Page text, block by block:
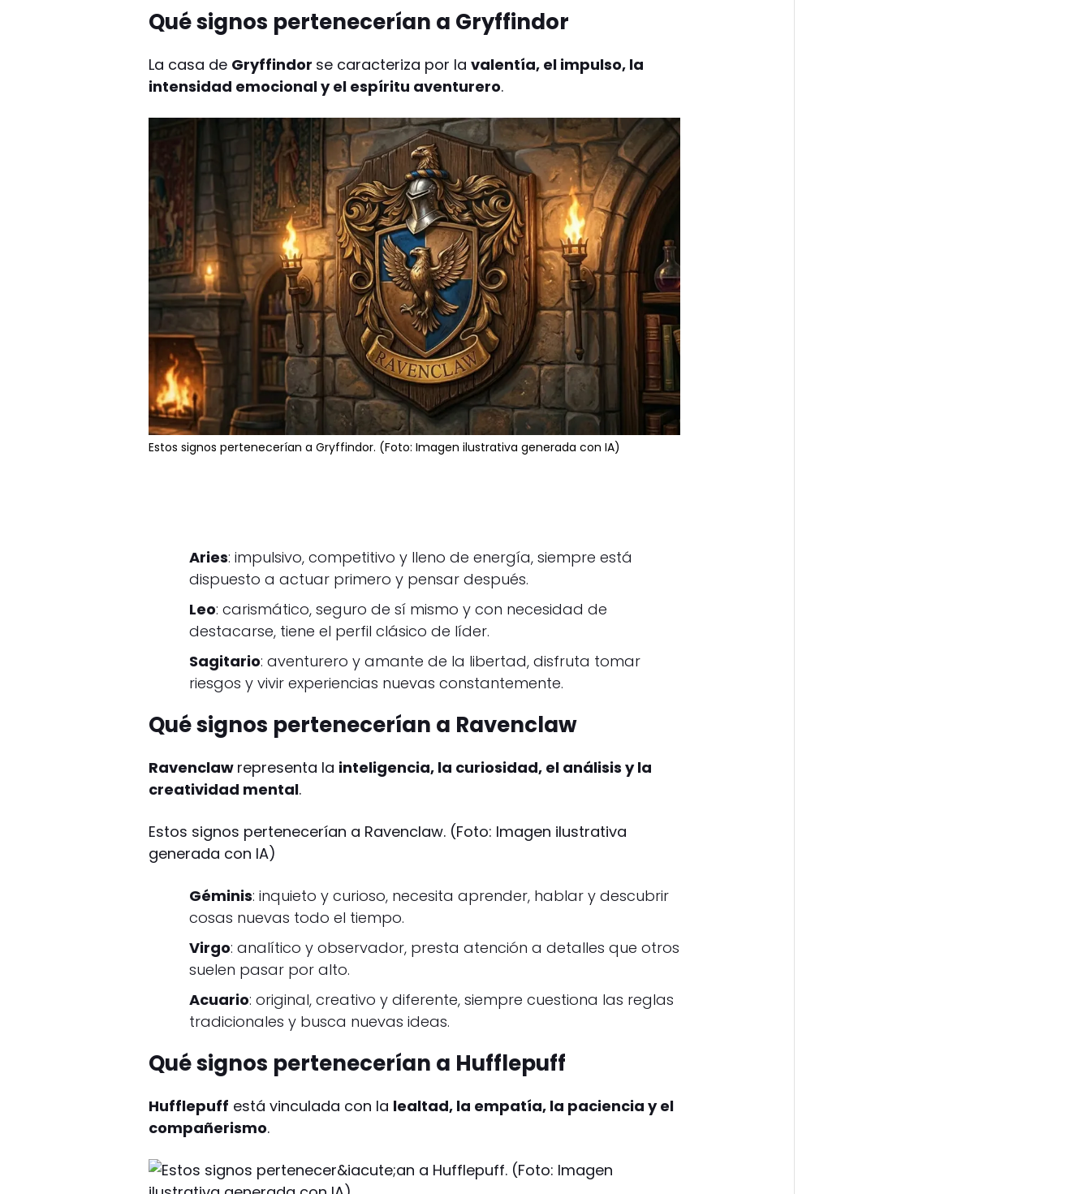
Qué signos pertenecerían a Gryffindor
La casa de Gryffindor se caracteriza por lavalentía, el impulso, la
intensidad emocional y el espíritu aventurero.
Estos signos pertenecerían a Gryffindor. (Foto: Imagen ilustrativa generada con IA)
Aries: impulsivo, competitivo y lleno de energía, siempre está
dispuesto a actuar primero y pensar después.
Leo: carismático, seguro de sí mismo y con necesidad de
destacarse, tiene el perfil clásico de líder.
Sagitario: aventurero y amante de la libertad, disfruta tomar
riesgos y vivir experiencias nuevas constantemente.
Qué signos pertenecerían a Ravenclaw
Ravenclaw representa la inteligencia, la curiosidad, el análisis y la
creatividad mental.
Estos signos pertenecerían a Ravenclaw. (Foto: Imagen ilustrativa
generada con IA)
Géminis: inquieto y curioso, necesita aprender, hablar y descubrir
cosas nuevas todo el tiempo.
Virgo: analítico y observador, presta atención a detalles que otros
suelen pasar por alto.
Acuario: original, creativo y diferente, siempre cuestiona las reglas
tradicionales y busca nuevas ideas.
Qué signos pertenecerían a Hufflepuff
Hufflepuff está vinculada con la lealtad, la empatía, la paciencia y el
compañerismo.